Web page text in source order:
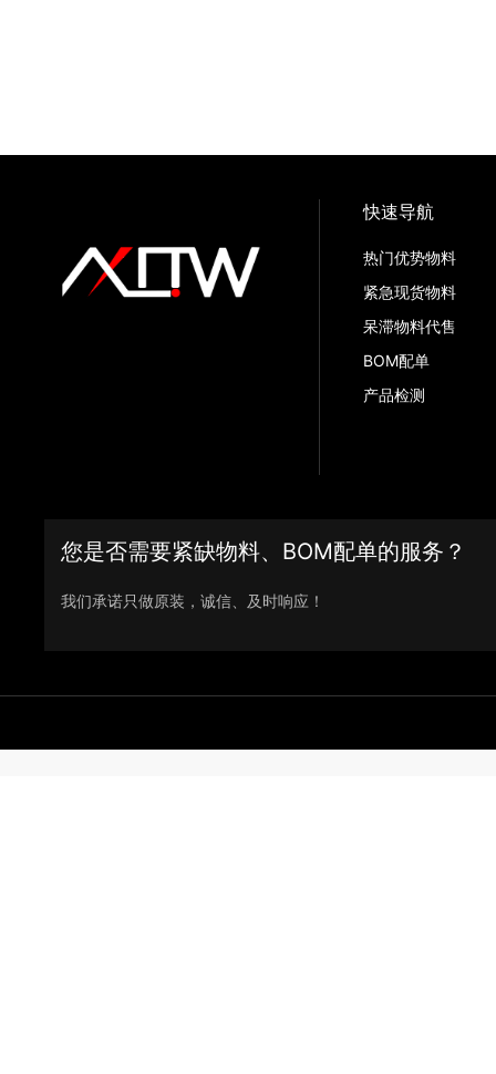
快速导航
热门优势物料
紧急现货物料
呆滞物料代售
BOM配单
产品检测
您是否需要紧缺物料、BOM配单的服务？
我们承诺只做原装，诚信、及时响应！